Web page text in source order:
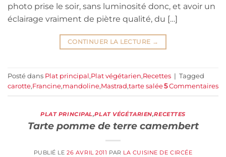
photo prise le soir, sans luminosité donc, et avoir un
éclairage vraiment de piètre qualité, du […]
CONTINUER LA LECTURE →
Posté dans Plat principal,Plat végétarien,Recettes | Tagged
carotte,Francine,mandoline,Mastrad,tarte salée5Commentaires
PLAT PRINCIPAL,PLAT VÉGÉTARIEN,RECETTES
Tarte pomme de terre camembert
PUBLIÉ LE26 AVRIL 2011 PAR LA CUISINE DE CIRCÉE